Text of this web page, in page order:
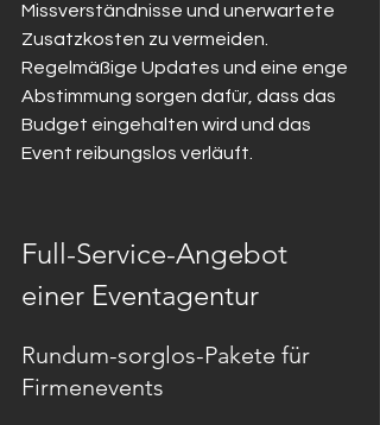
Missverständnisse und unerwartete
Zusatzkosten zu vermeiden.
Regelmäßige Updates und eine enge
Abstimmung sorgen dafür, dass das
Budget eingehalten wird und das
Event reibungslos verläuft.
Full-Service-Angebot
einer Eventagentur
Rundum-sorglos-Pakete für
Firmenevents